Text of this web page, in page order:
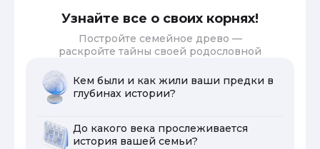
Узнайте все о своих корнях!
Постройте семейное древо —
раскройте тайны своей родословной
Кем были и как жили ваши предки в
глубинах истории?
До какого века прослеживается
история вашей семьи?